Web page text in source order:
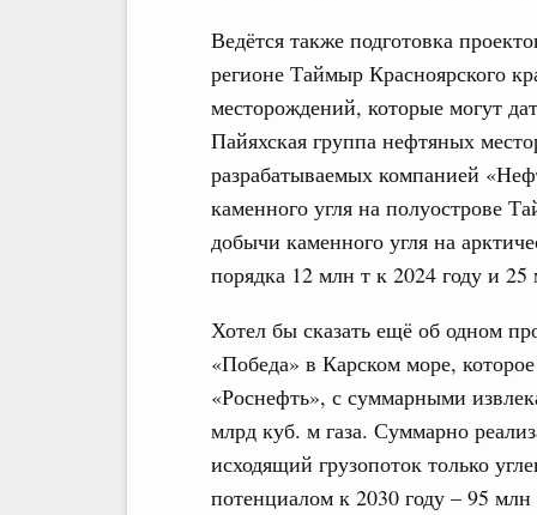
Ведётся также подготовка
регионе Таймыр Красноярского
месторождений, которые могут
Пайяхская группа нефтяных
разрабатываемых компанией
каменного угля на полуострове
добычи каменного угля на
порядка 12 млн т к 2024 году и 25
Хотел бы сказать ещё об одном
«Победа» в Карском море,
«Роснефть», с суммарными
млрд куб. м газа. Суммарно
исходящий грузопоток только
потенциалом к 2030 году – 95